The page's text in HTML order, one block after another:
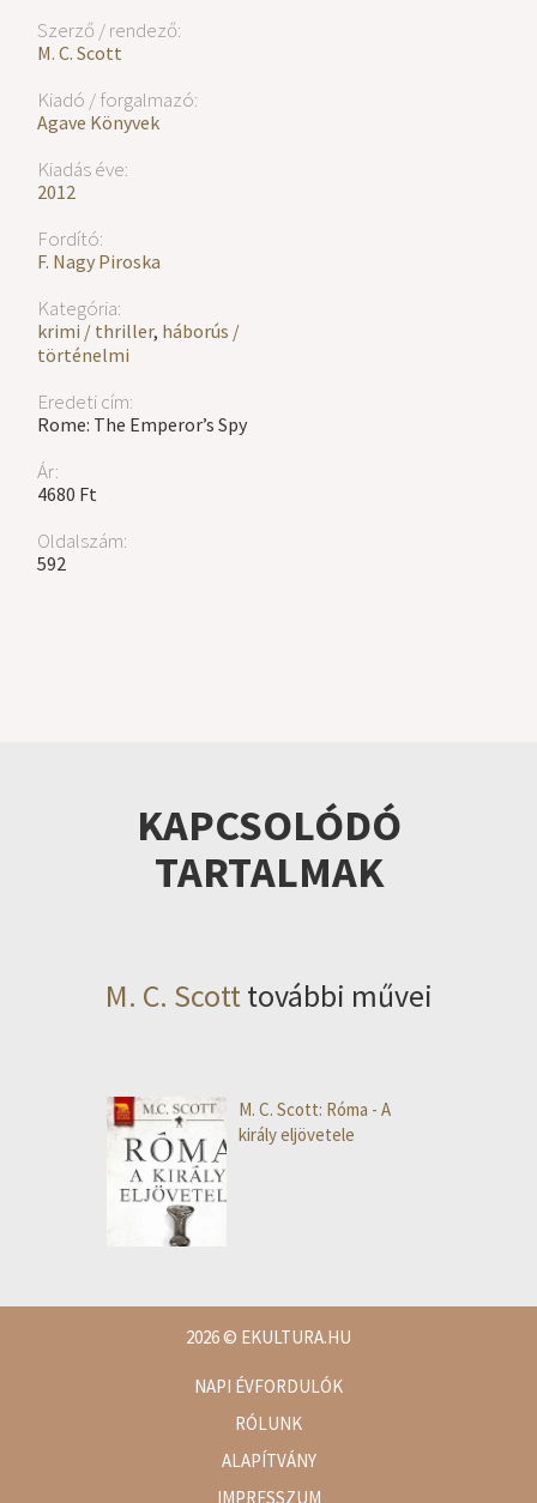
Szerző / rendező:
M. C. Scott
Kiadó / forgalmazó:
Agave Könyvek
Kiadás éve:
2012
Fordító:
F. Nagy Piroska
Kategória:
krimi / thriller, háborús /
történelmi
Eredeti cím:
Rome: The Emperor’s Spy
Ár:
4680 Ft
Oldalszám:
592
KAPCSOLÓDÓ
TARTALMAK
M. C. Scotttovábbi művei
M. C. Scott: Róma - A
király eljövetele
2026© EKULTURA.HU
NAPI ÉVFORDULÓK
RÓLUNK
ALAPÍTVÁNY
IMPRESSZUM